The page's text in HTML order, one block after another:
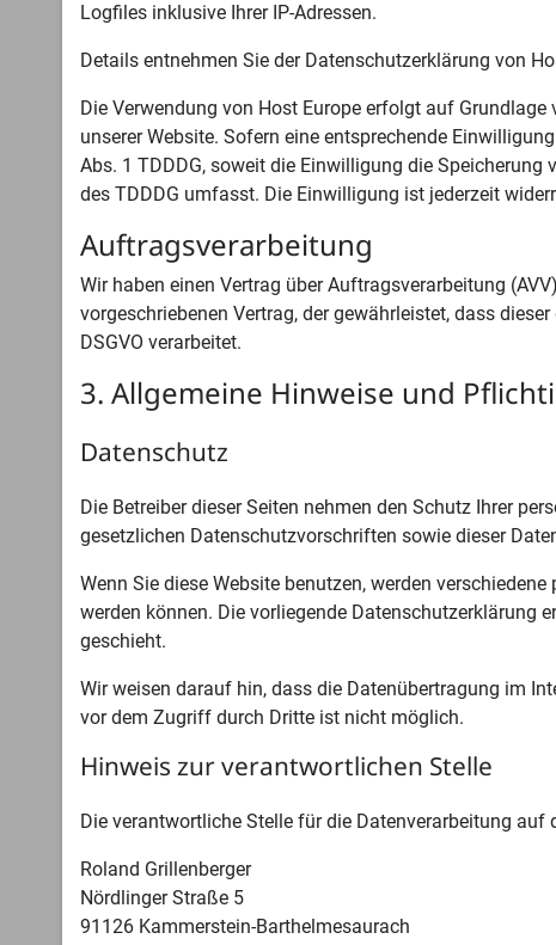
Logfiles inklusive Ihrer IP-Adressen.
Details entnehmen Sie der Datenschutzerklärung von
Die Verwendung von Host Europe erfolgt auf
unserer Website. Sofern eine entsprechende
Abs. 1 TDDDG, soweit die Einwilligung die
des TDDDG umfasst. Die Einwilligung ist jederzeit
Auftragsverarbeitung
Wir haben einen Vertrag über Auftragsverarbeitung
vorgeschriebenen Vertrag, der gewährleistet, dass
DSGVO verarbeitet.
3. Allgemeine Hinweise und
Datenschutz
Die Betreiber dieser Seiten nehmen den Schutz Ihrer
gesetzlichen Datenschutzvorschriften sowie dieser
Wenn Sie diese Website benutzen, werden
werden können. Die vorliegende Datenschutzerklärung
geschieht.
Wir weisen darauf hin, dass die Datenübertragung im
vor dem Zugriff durch Dritte ist nicht möglich.
Hinweis zur verantwortlichen Stelle
Die verantwortliche Stelle für die Datenverarbeitung auf
Roland Grillenberger
Nördlinger Straße 5
91126 Kammerstein-Barthelmesaurach